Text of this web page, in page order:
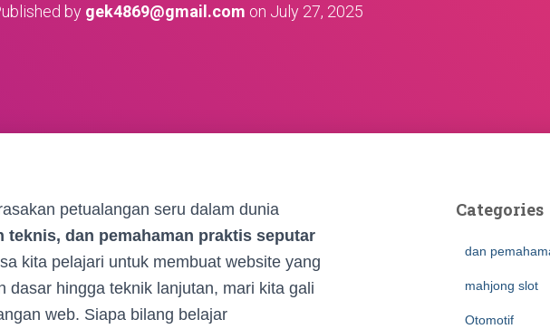
by gek4869@gmail.com on July 27, 2025
petualangan seru dalam dunia
teknis, dan pemahaman praktis seputar
kita pelajari untuk membuat website yang
dasar hingga teknik lanjutan, mari kita gali
web. Siapa bilang belajar
Categories
dan
mahjong slot
Otomotif